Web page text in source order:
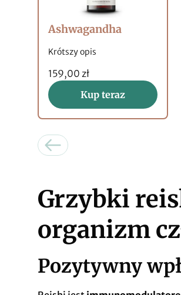
Ashwagandha
Krótszy opis
159,00 zł
Kup teraz
Grzybki
organizm
Pozytywny